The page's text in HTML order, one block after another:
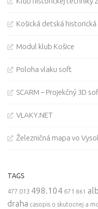
Košická detská historická
Modul klub Košice
Poloha vlaku soft
SCARM – Projekčný 3D
VLAKY.NET
Železničná mapa vo
TAGS
477.013 498.104 671 861
draha casopis o skutocnej a